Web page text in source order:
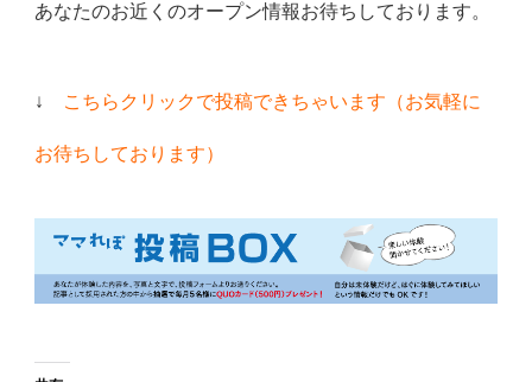
あなたのお近くのオープン情報お待ちしております。
↓ こちらクリックで投稿できちゃいます（お気軽に
お待ちしております）